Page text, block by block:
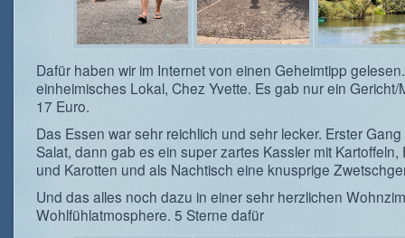
Dafür haben wir im Internet von einen Geheimtipp
einheimisches Lokal, Chez Yvette. Es gab nur ein Gericht/
17 Euro.
Das Essen war sehr reichlich und sehr lecker. Erster
Salat, dann gab es ein super zartes Kassler mit Kartoffeln,
und Karotten und als Nachtisch eine knusprige
Und das alles noch dazu in einer sehr herzlichen
Wohlfühlatmosphere. 5 Sterne dafür